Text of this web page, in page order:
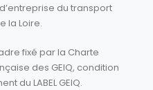
du transport
la Loire.
fixé par la Charte
des GEIQ, condition
du LABEL GEIQ.